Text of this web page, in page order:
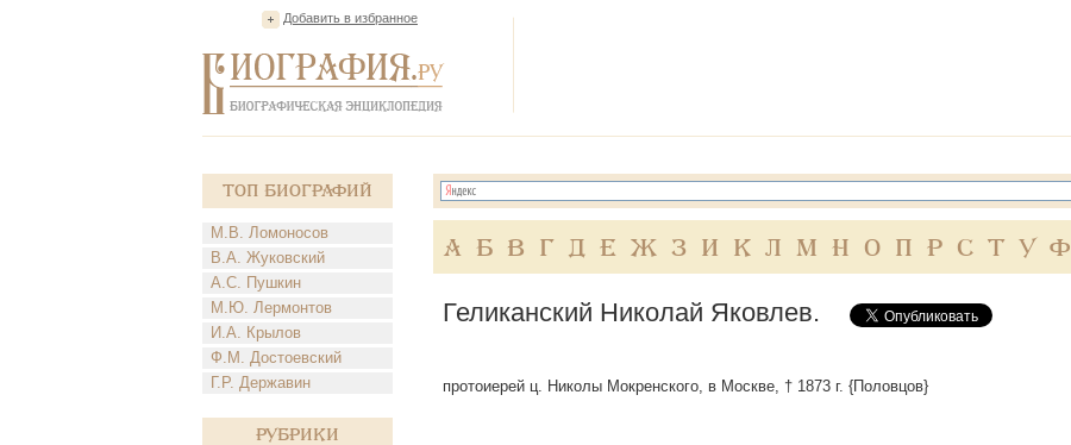
Добавить в избранное
Топ Биографий
М.В. Ломоносов
В.А. Жуковский
А.С. Пушкин
М.Ю. Лермонтов
И.А. Крылов
Ф.М. Достоевский
Г.Р. Державин
Рубрики
А Б В Г Д Е Ж З И К Л М Н О П Р С Т У Ф
Геликанский Николай Яковлев.
протоиерей ц. Николы Мокренского, в Москве, † 1873 г. {Половцов}